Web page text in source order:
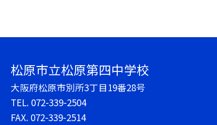
松原市立松原第四中学校
大阪府松原市別所3丁目19番28号
TEL. 072-339-2504
FAX. 072-339-2514